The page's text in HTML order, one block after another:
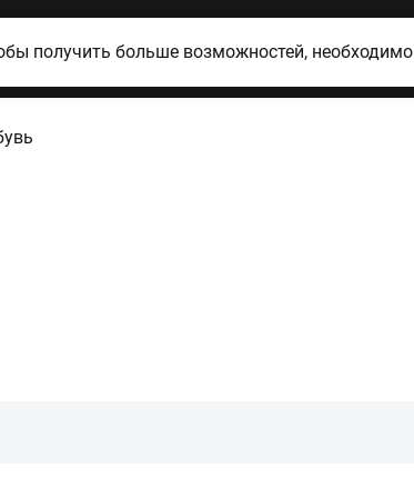
получить больше возможностей, необходимо